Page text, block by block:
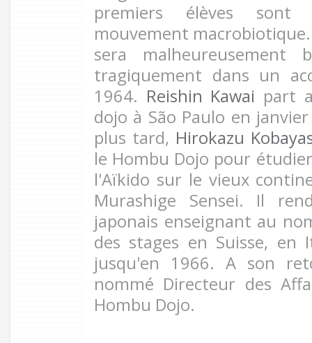
premiers élèves
mouvement
sera malheureusement
tragiquement dans un
1964. Reishin Kawai part
dojo à São Paulo en
plus tard, Hirokazu
le Hombu Dojo pour
l'Aïkido sur le vieux
Murashige Sensei. Il
japonais enseignant au
des stages en Suisse, en
jusqu'en 1966. A son
nommé Directeur des
Hombu Dojo.